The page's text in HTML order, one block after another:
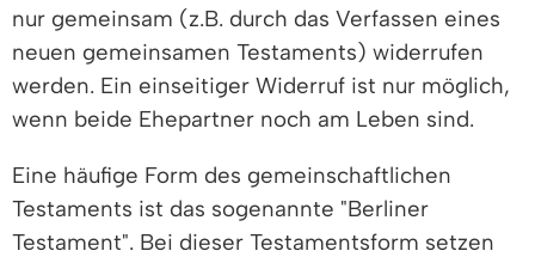
nur gemeinsam (z.B. durch das Verfassen eines
neuen gemeinsamen Testaments) widerrufen
werden. Ein einseitiger Widerruf ist nur möglich,
wenn beide Ehepartner noch am Leben sind.
Eine häufige Form des gemeinschaftlichen
Testaments ist das sogenannte "Berliner
Testament". Bei dieser Testamentsform setzen